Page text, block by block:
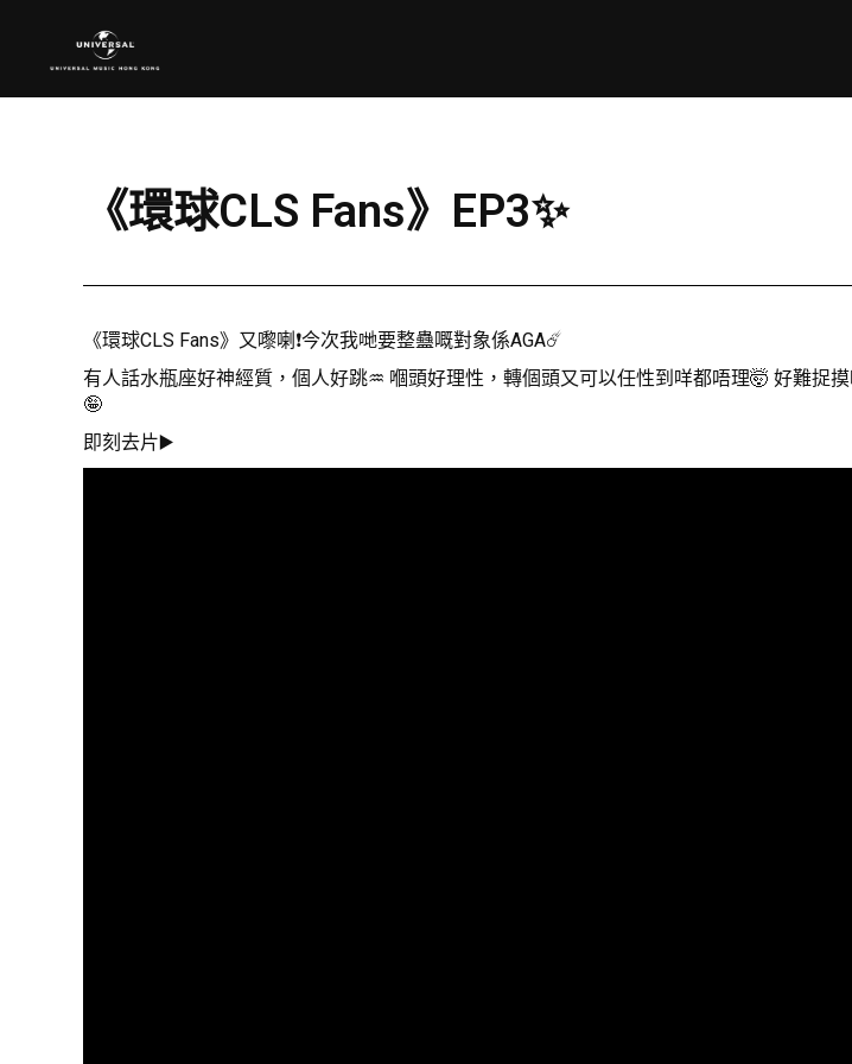
《環球CLS Fans》EP3✨
《環球CLS Fans》又嚟喇❗️今次我哋要整蠱嘅對象係AGA☄️
有人話水瓶座好神經質，個人好跳♒️ 嗰頭好理性，轉個頭又可以任性到咩都唔理🤯 好難捉
🤪
即刻去片▶️